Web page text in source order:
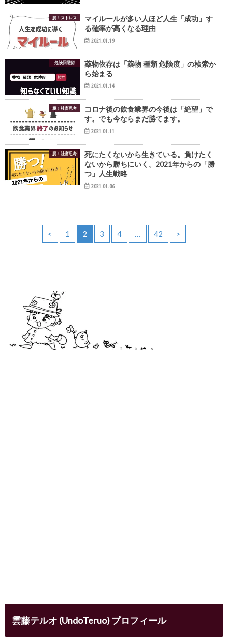
脱！ストレス
マイルールが多い人ほど人生「成功」す
る確率が高くなる理由
2021.01.19
危険回避術
薬物依存は「薬物 種類 危険度」の検索か
ら始まる
2021.01.14
脱！社畜思考
コロナ後の飲食業界の今後は「絶望」で
す。でも今ならまだ勝てます。
2021.01.11
脱！社畜思考
死にたくないから生きている。負けたく
ないから勝ちにいく。2021年からの「勝
つ」人生戦略
2021.01.06
< 1 2 3 4 … 42 >
雲藤テルオ (UndoTeruo) プロフィール